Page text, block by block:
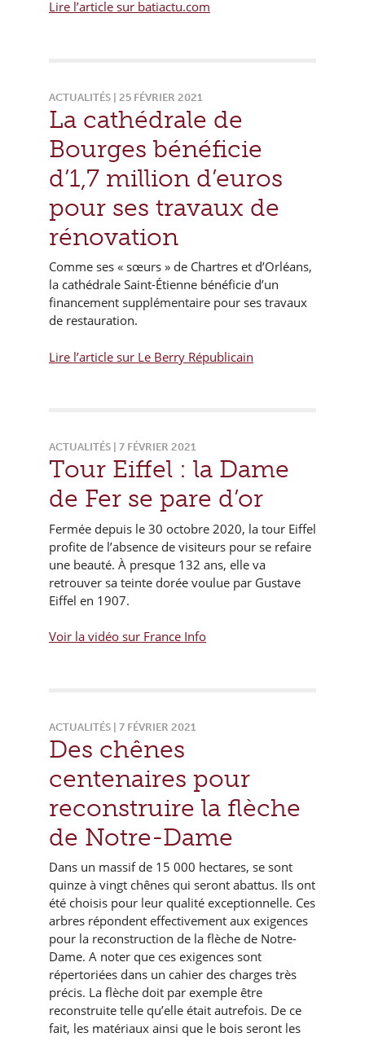
Lire l’article sur batiactu.com
ACTUALITÉS | 25 FÉVRIER 2021
La cathédrale de
Bourges bénéficie
d’1,7 million d’euros
pour ses travaux de
rénovation
Comme ses « sœurs » de Chartres et d’Orléans,
la cathédrale Saint-Étienne bénéficie d’un
financement supplémentaire pour ses travaux
de restauration.
Lire l’article sur Le Berry Républicain
ACTUALITÉS | 7 FÉVRIER 2021
Tour Eiffel : la Dame
de Fer se pare d’or
Fermée depuis le 30 octobre 2020, la tour Eiffel
profite de l’absence de visiteurs pour se refaire
une beauté. À presque 132 ans, elle va
retrouver sa teinte dorée voulue par Gustave
Eiffel en 1907.
Voir la vidéo sur France Info
ACTUALITÉS | 7 FÉVRIER 2021
Des chênes
centenaires pour
reconstruire la flèche
de Notre-Dame
Dans un massif de 15 000 hectares, se sont
quinze à vingt chênes qui seront abattus. Ils ont
été choisis pour leur qualité exceptionnelle. Ces
arbres répondent effectivement aux exigences
pour la reconstruction de la flèche de Notre-
Dame. A noter que ces exigences sont
répertoriées dans un cahier des charges très
précis. La flèche doit par exemple être
reconstruite telle qu’elle était autrefois. De ce
fait, les matériaux ainsi que le bois seront les